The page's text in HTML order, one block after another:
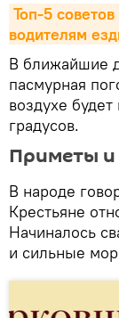
Топ-5
водителям
В ближайшие
пасмурная
воздухе
градусов.
Приметы
В народе
Крестьяне
Начиналось
и сильные